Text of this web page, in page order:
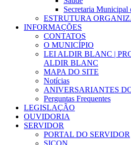
Secretaria Municipal
ESTRUTURA
INFORMAÇÕES
CONTATOS
O MUNICÍPIO
LEI ALDIR BLANC |
ALDIR BLANC
MAPA DO SITE
Notícias
ANIVERSARIANTES
Perguntas Frequentes
LEGISLAÇÃO
OUVIDORIA
SERVIDOR
PORTAL DO SERVIDOR
SICON